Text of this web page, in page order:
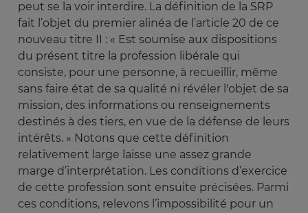
peut se la voir interdire. La définition de la SRP
fait l’objet du premier alinéa de l’article 20 de ce
nouveau titre II : « Est soumise aux dispositions
du présent titre la profession libérale qui
consiste, pour une personne, à recueillir, même
sans faire état de sa qualité ni révéler l'objet de sa
mission, des informations ou renseignements
destinés à des tiers, en vue de la défense de leurs
intérêts. » Notons que cette définition
relativement large laisse une assez grande
marge d’interprétation. Les conditions d’exercice
de cette profession sont ensuite précisées. Parmi
ces conditions, relevons l’impossibilité pour un